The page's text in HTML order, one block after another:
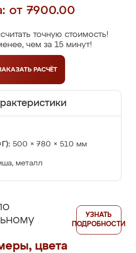
от 7900.00
точную стоимость!
чем за 15 минут!
РАСЧЁТ
500 × 780 × 510 мм
металл
цвета
УЗНАТЬ
ПОДРОБНОСТИ